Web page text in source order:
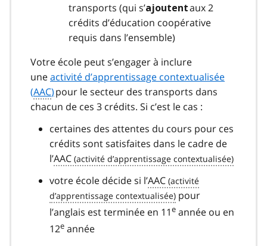
transports (qui s’ajoutentaux 2
crédits d’éducation coopérative
requis dans l’ensemble)
Votre école peut s’engager à inclure
uneactivité d’apprentissage contextualisée
(AAC)pour le secteur des transports dans
chacun de ces 3 crédits. Si c’est le cas :
certaines des attentes du cours pour ces
crédits sont satisfaites dans le cadre de
l’AAC
votre école décide si l’AAC
pour
l’anglais est terminée en 11e année ou en
12e année